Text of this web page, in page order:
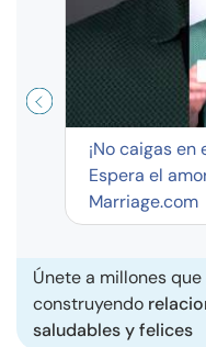
¡No caigas
Espera el
Marriage.com
Únete a millones
construyendo
saludables y felices